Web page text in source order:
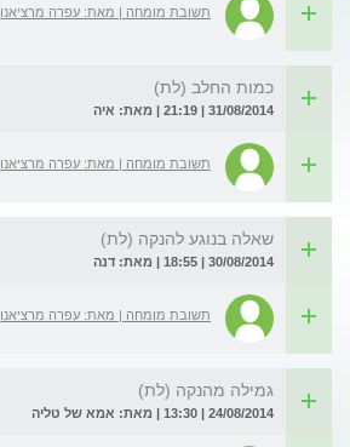
תשובת מומחה | מאת: עפרה מרציאנו
כמות החלב (לת)
31/08/2014 | 21:19 | מאת: איה
תשובת מומחה | מאת: עפרה מרציאנו
שאלה בנוגע להנקה (לת)
30/08/2014 | 18:55 | מאת: דנה
תשובת מומחה | מאת: עפרה מרציאנו
גמילה מהנקה (לת)
24/08/2014 | 13:30 | מאת: אמא של טליה